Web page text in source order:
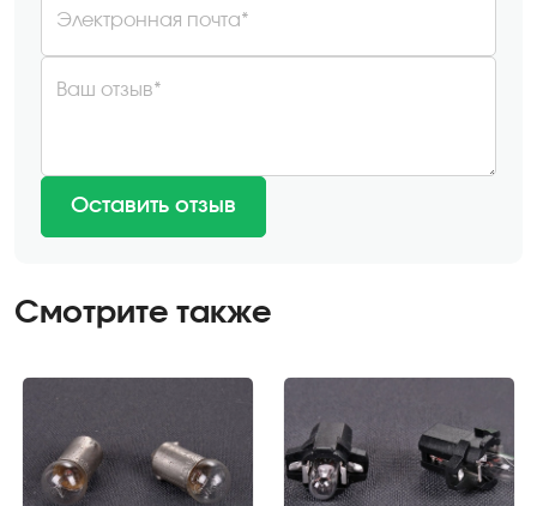
Электронная почта*
Ваш отзыв*
Оставить отзыв
Смотрите также